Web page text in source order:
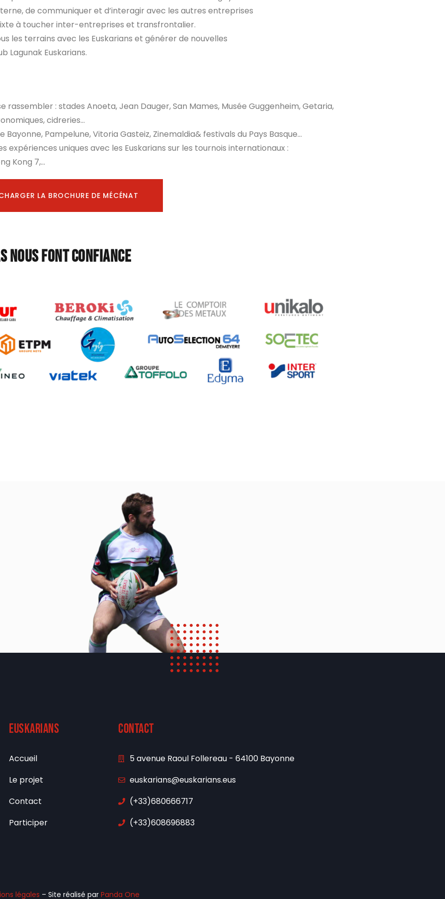
de communiquer et d’interagir avec les autres entreprises
à toucher inter-entreprises et transfrontalier.
les terrains avec les Euskarians et générer de nouvelles
Lagunak Euskarians.
: stades Anoeta, Jean Dauger, San Mames, Musée Guggenheim, Getaria,
cidreries…
Pampelune, Vitoria Gasteiz, Zinemaldia& festivals du Pays Basque…
uniques avec les Euskarians sur les tournois internationaux :
Kong 7,…
LA BROCHURE DE MÉCÉNAT
nous font confiance
euskarians
Accueil
Le projet
Contact
Participer
Contact
5 avenue Raoul Follereau - 64100 Bayonne
euskarians@euskarians.eus
(+33)680666717
(+33)608696883
légales – Site réalisé par Panda One